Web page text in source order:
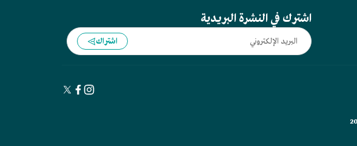
اشترك في النشرة البريدية
اشتراك